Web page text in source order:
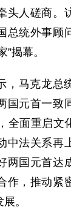
头人磋商。
总统外事顾
揭幕。
，马克龙总
国元首一致
全面重启文
中法关系再
两国元首达
作，推动紧
。